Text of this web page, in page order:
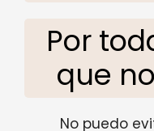
Por
que
No puedo